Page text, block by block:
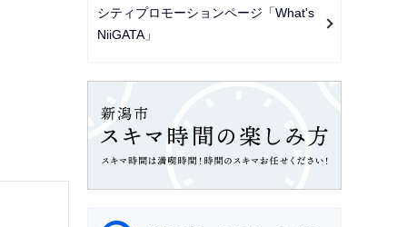
シティプロモーションページ「What's
NiiGATA」